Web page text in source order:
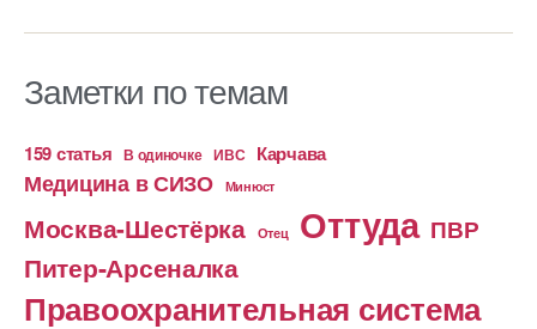
Заметки по темам
159 статья В одиночке ИВС Карчава
Медицина в СИЗО Минюст
Москва-Шестёрка Отец Оттуда ПВР
Питер-Арсеналка
Правоохранительная система